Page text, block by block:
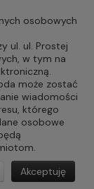
osobowych
ul. ul. Prostej
w tym na
może zostać
wiadomości
którego
osobowe
Akceptuję